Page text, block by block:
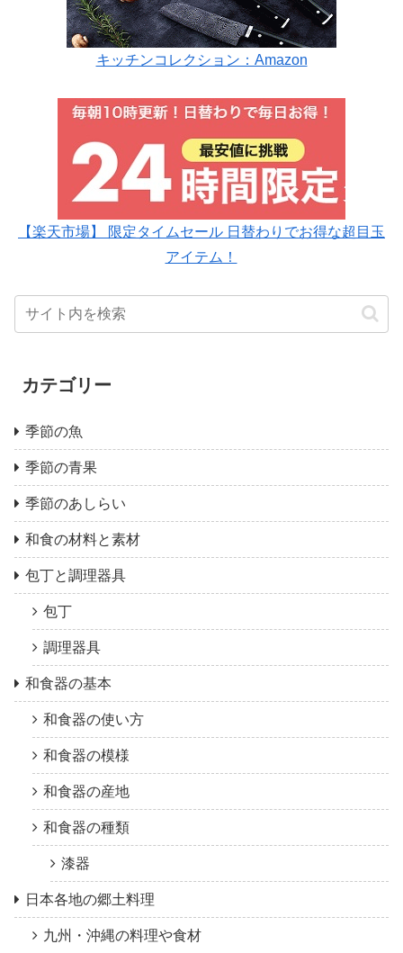
キッチンコレクション：Amazon
【楽天市場】 限定タイムセール 日替わりでお得な超目玉
アイテム！
カテゴリー
季節の魚
季節の青果
季節のあしらい
和食の材料と素材
包丁と調理器具
包丁
調理器具
和食器の基本
和食器の使い方
和食器の模様
和食器の産地
和食器の種類
漆器
日本各地の郷土料理
九州・沖縄の料理や食材